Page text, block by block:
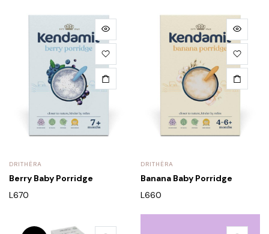
DRITHËRA
Berry Baby Porridge
L670
DRITHËRA
Banana Baby Porridge
L660